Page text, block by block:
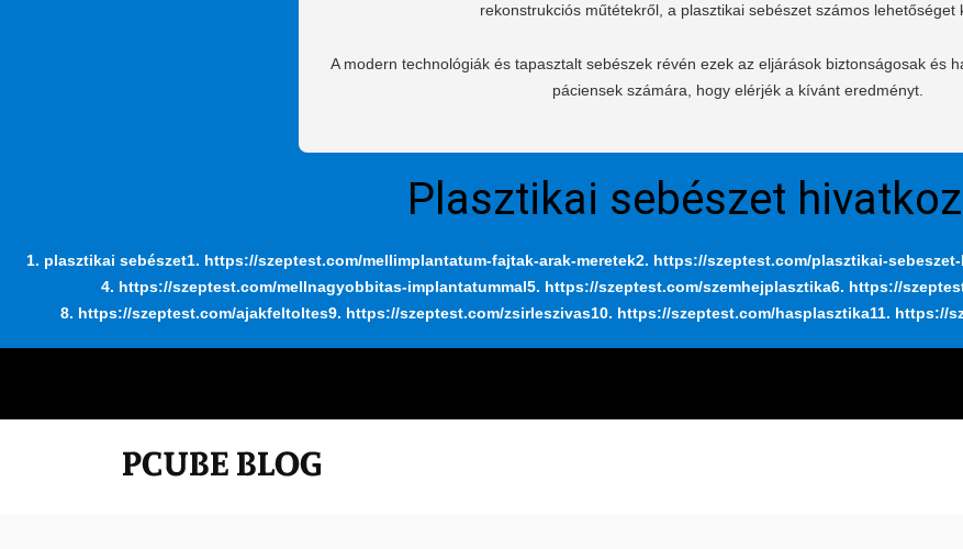
rekonstrukciós műtétekről, a plasztikai sebészet számos lehetőséget
A modern technológiák és tapasztalt sebészek révén ezek az eljárások biztonságosak és
páciensek számára, hogy elérjék a kívánt eredményt.
Plasztikai sebészet
1. plasztikai sebészet1. https://szeptest.com/mellimplantatum-fajtak-arak-meretek2. https://szeptest.com/plasztikai-
4. https://szeptest.com/mellnagyobbitas-implantatummal5. https://szeptest.com/szemhejplasztika6. https://
8. https://szeptest.com/ajakfeltoltes9. https://szeptest.com/zsirleszivas10. https://szeptest.com/hasplasztika11. https://